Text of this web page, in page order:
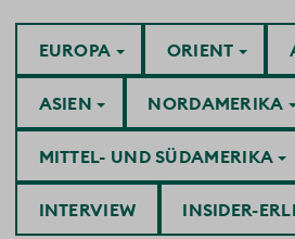
ASIEN
EUROPA
INSIDER-
INTERVIEW
MITTEL- UND SÜDAMERIKA
NORDAMERIKA
ORIENT